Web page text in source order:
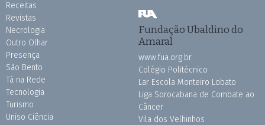
Receitas
Revistas
Necrologia
Outro Olhar
Presença
São Bento
Tá na Rede
Tecnologia
Turismo
Uniso Ciência
Fundação Ubaldino do
Amaral
www.fua.org.br
Colégio Politécnico
Lar Escola Monteiro Lobato
Liga Sorocabana de Combate ao
Câncer
Vila dos Velhinhos